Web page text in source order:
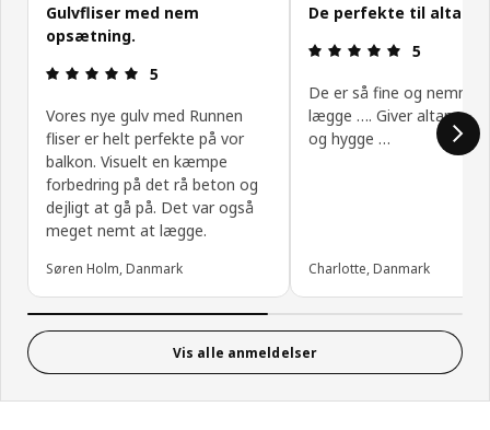
Gulvfliser med nem
opsætning.
Anmeldelse: 5 Ud af 5 Stjerner.
5
Vores nye gulv med Runnen
fliser er helt perfekte på vor
balkon. Visuelt en kæmpe
forbedring på det rå beton og
dejligt at gå på. Det var også
meget nemt at lægge.
Søren Holm, Danmark
De perfekte til
5
De er så fine og nemme
lægge …. Giver altanen
og hygge …
Charlotte, Danmark
Vis alle anmeldelser